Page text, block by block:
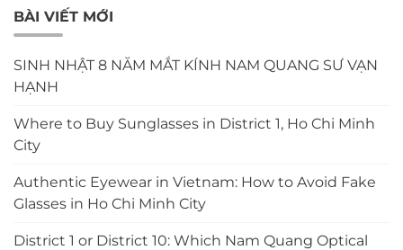
BÀI VIẾT MỚI
SINH NHẬT 8 NĂM MẮT KÍNH NAM QUANG SƯ VẠN
HẠNH
Where to Buy Sunglasses in District 1, Ho Chi Minh
City
Authentic Eyewear in Vietnam: How to Avoid Fake
Glasses in Ho Chi Minh City
District 1 or District 10: Which Nam Quang Optical